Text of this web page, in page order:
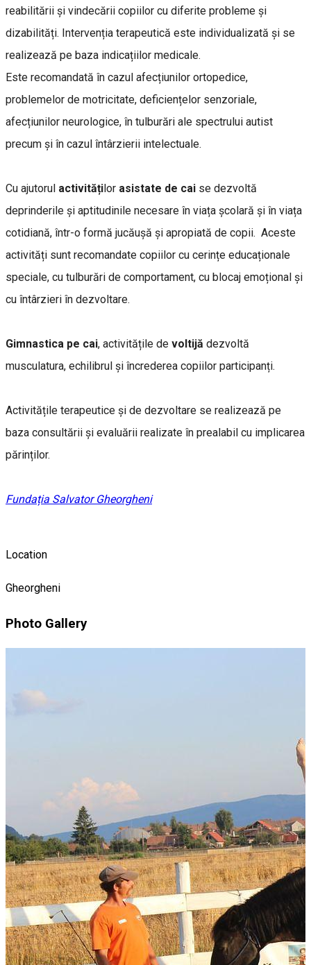
reabilitării și vindecării copiilor cu diferite probleme și
dizabilități. Intervenția terapeutică este individualizată și se
realizează pe baza indicațiilor medicale.
Este recomandată în cazul afecțiunilor ortopedice,
problemelor de motricitate, deficiențelor senzoriale,
afecțiunilor neurologice, în tulburări ale spectrului autist
precum și în cazul întârzierii intelectuale.
Cu ajutorul activităților asistate de cai se dezvoltă
deprinderile și aptitudinile necesare în viața școlară și în viața
cotidiană, într-o formă jucăușă și apropiată de copii. Aceste
activități sunt recomandate copiilor cu cerințe educaționale
speciale, cu tulburări de comportament, cu blocaj emoțional și
cu întârzieri în dezvoltare.
Gimnastica pe cai, activitățile de voltijă dezvoltă
musculatura, echilibrul și încrederea copiilor participanți.
Activitățile terapeutice și de dezvoltare se realizează pe
baza consultării și evaluării realizate în prealabil cu implicarea
părinților.
Fundația Salvator Gheorgheni
Location
Gheorgheni
Photo Gallery